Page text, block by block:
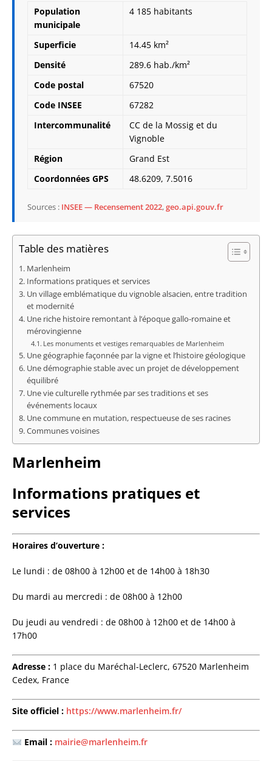
Population
municipale
4 185 habitants
Superficie
14.45 km²
Densité
289.6 hab./km²
Code postal
67520
Code INSEE
67282
Intercommunalité
CC de la Mossig et du
Vignoble
Région
Grand Est
Coordonnées GPS
48.6209, 7.5016
Sources : INSEE — Recensement 2022,geo.api.gouv.fr
Table des matières
Marlenheim
Informations pratiques et services
Un village emblématique du vignoble alsacien, entre tradition
et modernité
Une riche histoire remontant à l’époque gallo-romaine et
mérovingienne
Les monuments et vestiges remarquables de Marlenheim
Une géographie façonnée par la vigne et l’histoire géologique
Une démographie stable avec un projet de développement
équilibré
Une vie culturelle rythmée par ses traditions et ses
événements locaux
Une commune en mutation, respectueuse de ses racines
Communes voisines
Marlenheim
Informations pratiques et
services
Horaires d’ouverture :
Le lundi : de 08h00 à 12h00 et de 14h00 à 18h30
Du mardi au mercredi : de 08h00 à 12h00
Du jeudi au vendredi : de 08h00 à 12h00 et de 14h00 à
17h00
Adresse : 1 place du Maréchal-Leclerc, 67520 Marlenheim
Cedex, France
Site officiel : https://www.marlenheim.fr/
Email : mairie@marlenheim.fr